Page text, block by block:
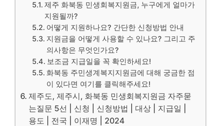
제주 화북동 민생회복지원금, 누구에게 얼마가
지원될까?
어떻게 지원하나요? 간단한 신청방법 안내
지원금을 어떻게 사용할 수 있나요? 그리고 주
의사항은 무엇인가요?
보조금 지급일을 꼭 확인하세요!
화북동 주민생계복지지원금에 대해 궁금한 점
이 있다면 여기를 클릭해주세요!
제주도, 제주시, 화북동 민생회복지원금 자주묻
는질문 5선 | 신청 | 신청방법 | 대상 | 지급일 |
용도 | 전국 | 이재명 | 2024